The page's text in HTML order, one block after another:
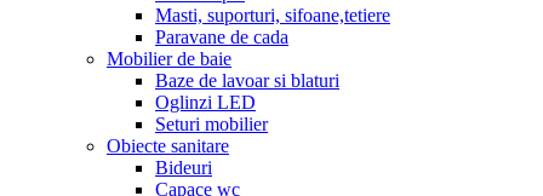
Masti, suporturi, sifoane,tetiere
Paravane de cada
Mobilier de baie
Baze de lavoar si blaturi
Oglinzi LED
Seturi mobilier
Obiecte sanitare
Bideuri
Capace wc